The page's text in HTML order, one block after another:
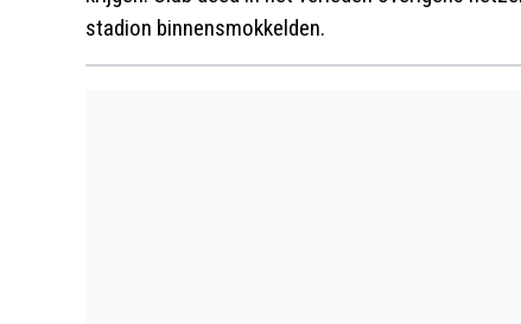
stadion binnensmokkelden.